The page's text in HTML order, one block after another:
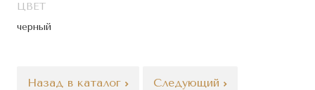
ЦВЕТ
черный
Назад в каталог Следующий